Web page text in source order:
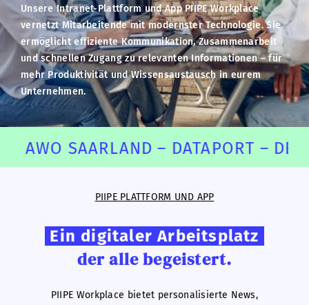
Unsere Intranet-Plattform und App PIIPE Workplace
vernetzt Mitarbeitende mit modernster Technologie. Sie
ermöglicht effiziente Kommunikation, Zusammenarbeit
und schnellen Zugang zu relevanten Informationen – für
mehr Produktivität und Wissensaustausch in eurem
Unternehmen.
SAARLAND – DATAPORT –
PIIPE PLATTFORM UND APP
Ein digitaler Arbeitsplatz
der alle begeistert.
PIIPE Workplace bietet personalisierte News,